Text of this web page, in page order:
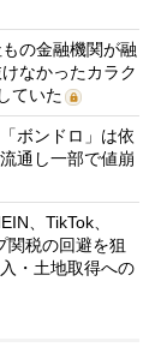
の金融機関が融
なかったカラク
ていた
ボンドロ」は依
通し一部で値崩
、TikTok、
税の回避を狙
・土地取得への